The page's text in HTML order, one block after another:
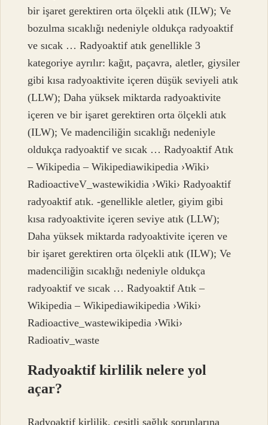
bir işaret gerektiren orta ölçekli atık (ILW); Ve
bozulma sıcaklığı nedeniyle oldukça radyoaktif
ve sıcak … Radyoaktif atık genellikle 3
kategoriye ayrılır: kağıt, paçavra, aletler, giysiler
gibi kısa radyoaktivite içeren düşük seviyeli atık
(LLW); Daha yüksek miktarda radyoaktivite
içeren ve bir işaret gerektiren orta ölçekli atık
(ILW); Ve madenciliğin sıcaklığı nedeniyle
oldukça radyoaktif ve sıcak … Radyoaktif Atık
– Wikipedia – Wikipediawikipedia ›Wiki›
RadioactiveV_wastewikidia ›Wiki› Radyoaktif
radyoaktif atık. -genellikle aletler, giyim gibi
kısa radyoaktivite içeren seviye atık (LLW);
Daha yüksek miktarda radyoaktivite içeren ve
bir işaret gerektiren orta ölçekli atık (ILW); Ve
madenciliğin sıcaklığı nedeniyle oldukça
radyoaktif ve sıcak … Radyoaktif Atık –
Wikipedia – Wikipediawikipedia ›Wiki›
Radioactive_wastewikipedia ›Wiki›
Radioativ_waste
Radyoaktif kirlilik nelere yol
açar?
Radyoaktif kirlilik, çeşitli sağlık sorunlarına